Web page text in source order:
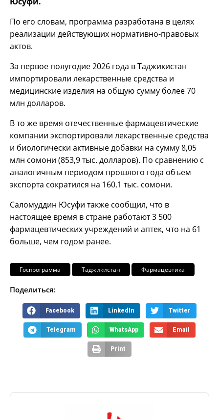
По его словам, программа разработана в целях
реализации действующих нормативно-правовых
актов.
За первое полугодие 2026 года в Таджикистан
импортировали лекарственные средства и
медицинские изделия на общую сумму более 70
млн долларов.
В то же время отечественные фармацевтические
компании экспортировали лекарственные средства
и биологически активные добавки на сумму 8,05
млн сомони (853,9 тыс. долларов). По сравнению с
аналогичным периодом прошлого года объем
экспорта сократился на 160,1 тыс. сомони.
Саломуддин Юсуфи также сообщил, что в
настоящее время в стране работают 3 500
фармацевтических учреждений и аптек, что на 61
больше, чем годом ранее.
Госпрограмма Таджикистан Фармацевтика
Поделиться:
Facebook LinkedIn Twitter
Telegram WhatsApp Email
Print